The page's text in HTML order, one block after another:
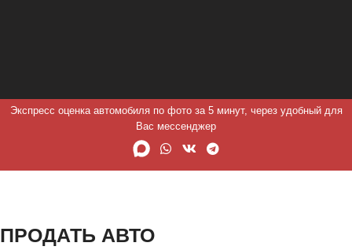
Экспресс оценка автомобиля по фото за 5 минут, через удобный для
Вас мессенджер
ПРОДАТЬ АВТО